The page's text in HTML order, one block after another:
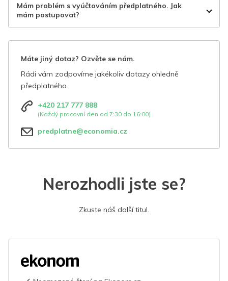
Mám problém s vyúčtováním předplatného. Jak
mám postupovat?
Máte jiný dotaz? Ozvěte se nám.
Rádi vám zodpovíme jakékoliv dotazy ohledně
předplatného.
+420 217 777 888
(Každý pracovní den od 7:30 do 16:00)
predplatne@economia.cz
Nerozhodli jste se?
Zkuste náš další titul.